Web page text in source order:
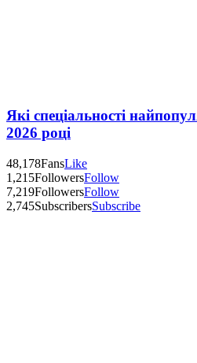
Які спеціальності
2026 році
48,178FansLike
1,215FollowersFollow
7,219FollowersFollow
2,745SubscribersSubscribe